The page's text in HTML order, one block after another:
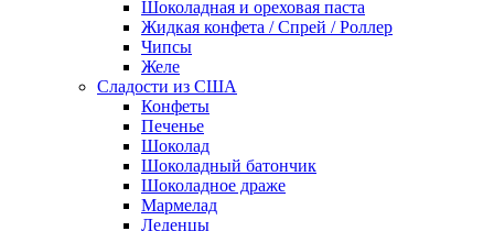
Шоколадная и ореховая паста
Жидкая конфета / Спрей / Роллер
Чипсы
Желе
Сладости из США
Конфеты
Печенье
Шоколад
Шоколадный батончик
Шоколадное драже
Мармелад
Леденцы